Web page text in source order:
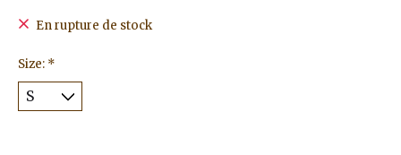
En rupture de stock
Size: *